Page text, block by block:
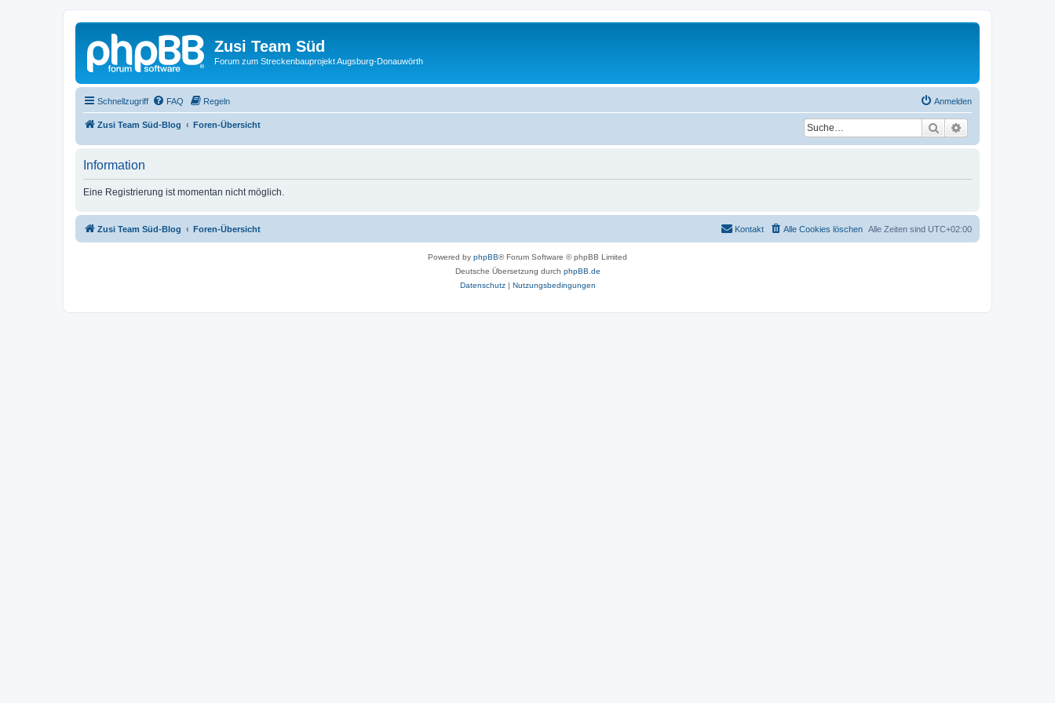
Zusi Team Süd
Forum zum Streckenbauprojekt Augsburg-Donauwörth
Schnellzugriff FAQ Regeln Anmelden
Zusi Team Süd-Blog Foren-Übersicht Suche
Information
Eine Registrierung ist momentan nicht möglich.
Zusi Team Süd-Blog Foren-Übersicht Alle Zeiten sind UTC+02:00
Alle Cookies löschen
Kontakt
Powered by phpBB® Forum Software © phpBB Limited
Deutsche Übersetzung durch phpBB.de
Datenschutz| Nutzungsbedingungen